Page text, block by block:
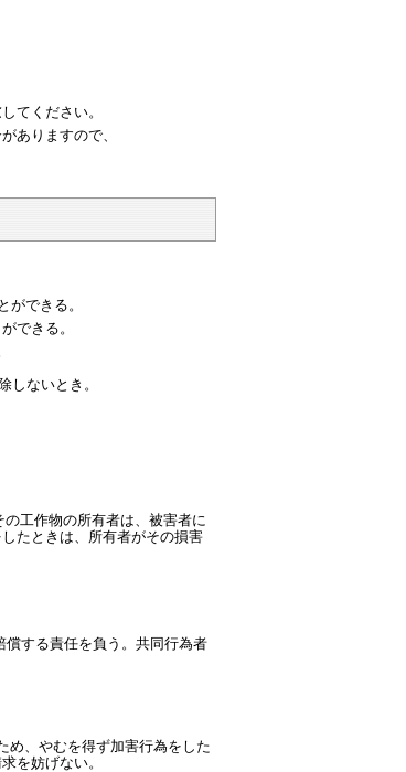
てください。
ありますので、
できる。
できる。
しないとき。
工作物の所有者は、被害者に
たときは、所有者がその損害
する責任を負う。共同行為者
、やむを得ず加害行為をした
を妨げない。